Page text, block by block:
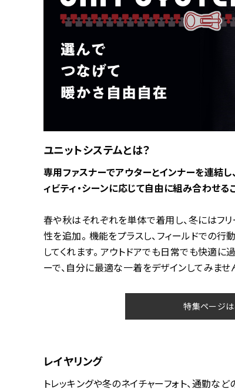
ユニットシステムとは？
専用ファスナーでアウターとインナーを連結し
ィビティ・シーンに応じて自由に組み合わせる
春や秋はそれぞれを単体で着用し、冬にはフ
性を追加。 機能をプラスし、フィールドでの
してくれます。 アウトドアでも日常でも快適に
ーで、自分に最適な一着をデザインしてみませ
特集ページは
レイヤリング
トレッキングや冬のネイチャーフォト、通勤な